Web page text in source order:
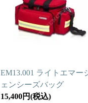
EM13.001 ライトエマー
ェンシーズバッグ
15,400円(税込)